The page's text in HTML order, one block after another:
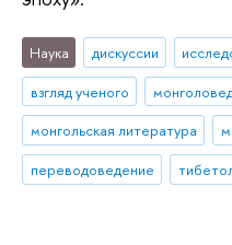
Наука дискуссии
взгляд ученого
монгольская литература
переводоведение